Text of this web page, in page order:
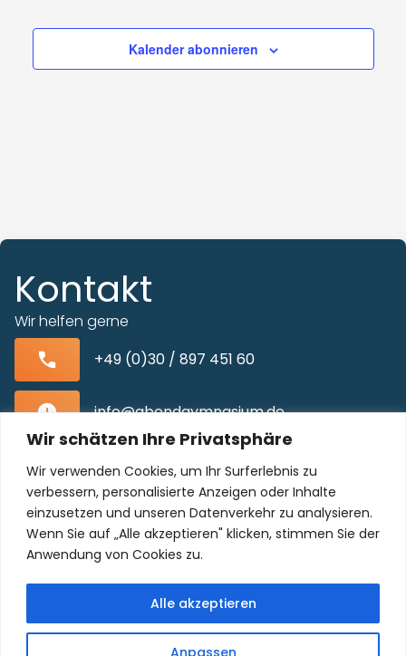
Wir schätzen Ihre Privatsphäre
Wir verwenden Cookies, um Ihr Surferlebnis zu
verbessern, personalisierte Anzeigen oder Inhalte
einzusetzen und unseren Datenverkehr zu analysieren.
Wenn Sie auf „Alle akzeptieren" klicken, stimmen Sie der
Anwendung von Cookies zu.
Anpassen
Alle akzeptieren
Kalender abonnieren
Kontakt
Wir helfen gerne
+49 (0)30 / 897 451 60
info@abendgymnasium.de
Blissestraße 22, 10713 Berlin-Wilmersdorf
Unser Kollegium freut sich auf Sie!